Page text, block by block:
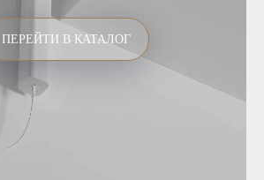
ПЕРЕЙТИ В КАТАЛОГ